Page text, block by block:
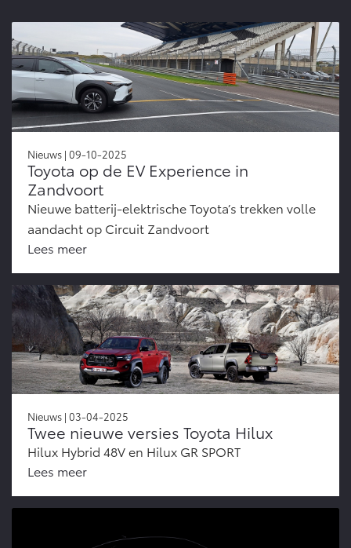
Nieuws | 09-10-2025
Toyota op de EV Experience in
Zandvoort
Nieuwe batterij-elektrische Toyota’s trekken volle
aandacht op Circuit Zandvoort
Lees meer
Nieuws | 03-04-2025
Twee nieuwe versies Toyota Hilux
Hilux Hybrid 48V en Hilux GR SPORT
Lees meer